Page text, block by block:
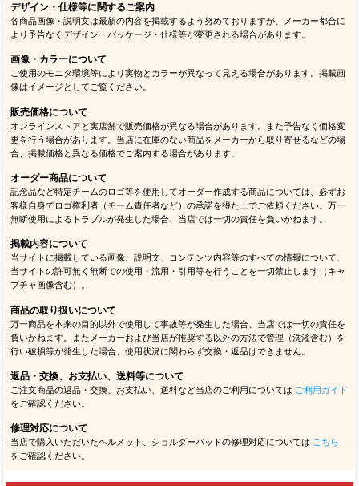
デザイン・仕様等に関するご案内
各商品画像・説明文は最新の内容を掲載するよう努めておりますが、メーカー都合に
より予告なくデザイン・パッケージ・仕様等が変更される場合があります。
画像・カラーについて
ご使用のモニタ環境等により実物とカラーが異なって見える場合があります。掲載画
像はイメージとしてご覧ください。
販売価格について
オンラインストアと実店舗で販売価格が異なる場合があります。また予告なく価格変
更を行う場合があります。当店に在庫のない商品をメーカーから取り寄せるなどの場
合、掲載価格と異なる価格でご案内する場合があります。
オーダー商品について
記念品など特定チームのロゴ等を使用してオーダー作成する商品については、必ずお
客様自身でロゴ権利者（チーム責任者など）の承諾を得た上でご依頼ください。万一
無断使用によるトラブルが発生した場合、当店では一切の責任を負いかねます。
掲載内容について
当サイトに掲載している画像、説明文、コンテンツ内容等のすべての情報について、
当サイトの許可無く無断での使用・流用・引用等を行うことを一切禁止します（キャ
プチャ画像含む）。
商品の取り扱いについて
万一商品を本来の目的以外で使用して事故等が発生した場合、当店では一切の責任を
負いかねます。またメーカーおよび当店が推奨する以外の方法で管理（洗濯含む）を
行い破損等が発生した場合、使用状況に関わらず交換・返品はできません。
返品・交換、お支払い、送料等について
ご注文商品の返品・交換、お支払い、送料など当店のご利用については ご利用ガイド
をご確認ください。
修理対応について
当店で購入いただいたヘルメット、ショルダーパッドの修理対応については こちら
をご確認ください。